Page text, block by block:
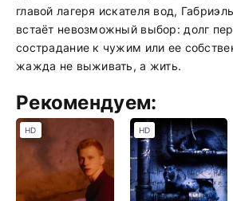
главой лагеря искателя вод,
встаёт невозможный выбор: долг
сострадание к чужим или ее
жажда не выживать, а жить.
Рекомендуем:
HD HD